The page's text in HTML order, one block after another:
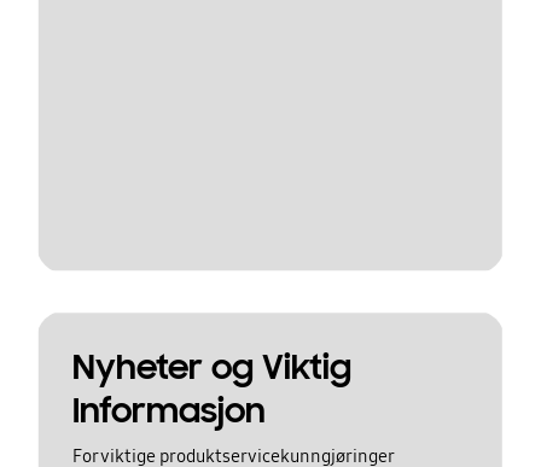
Nyheter og Viktig
Informasjon
For viktige produktservicekunngjøringer